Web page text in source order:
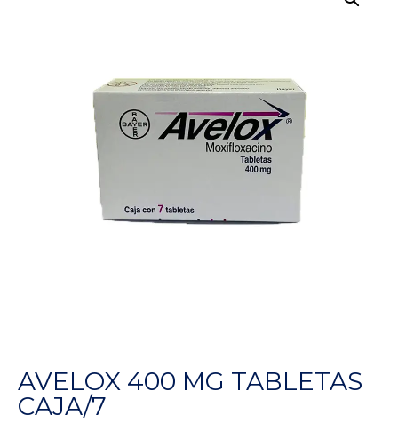
AVELOX 400 MG TABLETAS
CAJA/7